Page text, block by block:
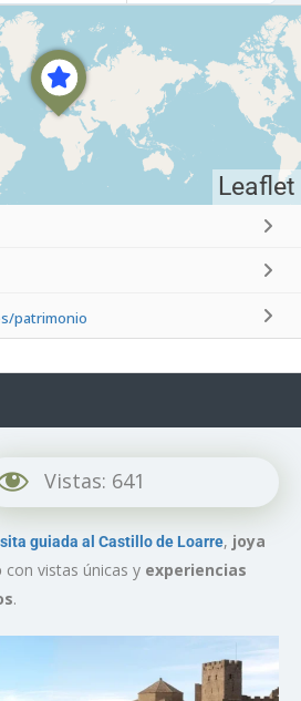
Leaflet
patrimonio
Vistas: 641
guiada al Castillo de Loarre, joya
con vistas únicas y experiencias
.